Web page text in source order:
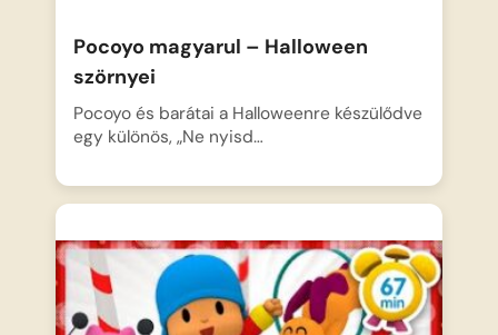
Pocoyo magyarul – Halloween
szörnyei
Pocoyo és barátai a Halloweenre készülődve
egy különös, „Ne nyisd…